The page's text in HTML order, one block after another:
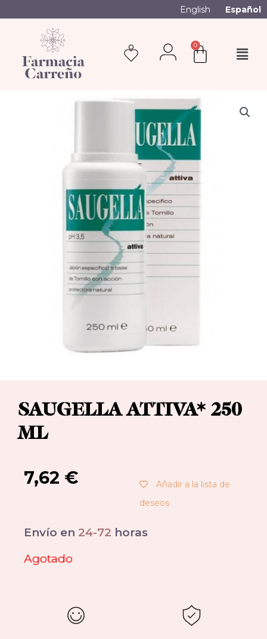
English Español
0
SAUGELLA ATTIVA* 250
ML
7,62 €
Añadir a la lista de
deseos
Envío en 24-72 horas
Agotado